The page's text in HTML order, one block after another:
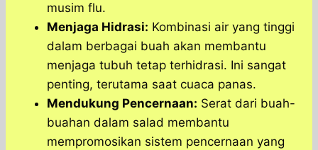
musim flu.
Menjaga Hidrasi: Kombinasi air yang tinggi
dalam berbagai buah akan membantu
menjaga tubuh tetap terhidrasi. Ini sangat
penting, terutama saat cuaca panas.
Mendukung Pencernaan: Serat dari buah-
buahan dalam salad membantu
mempromosikan sistem pencernaan yang